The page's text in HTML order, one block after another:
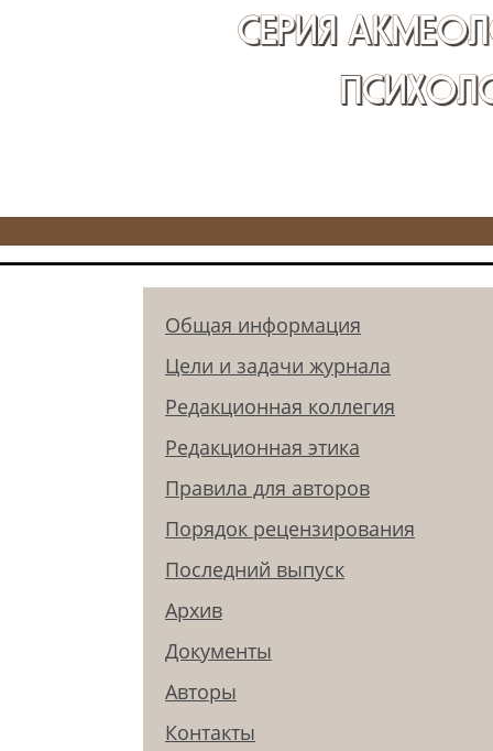
СЕРИЯ
Общая информация
Цели и задачи журнала
Редакционная коллегия
Редакционная этика
Правила для авторов
Порядок рецензирования
Последний выпуск
Архив
Документы
Авторы
Контакты